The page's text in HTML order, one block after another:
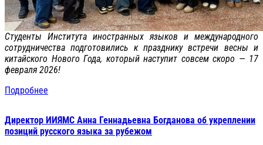
Студенты Института иностранных языков и международного
сотрудничества подготовились к празднику встречи весны и
китайского Нового Года, который наступит совсем скоро — 17
февраля 2026!
Подробнее
Директор ИИЯМС Анна Геннадьевна Богданова об укреплении
позиций русского языка за рубежом